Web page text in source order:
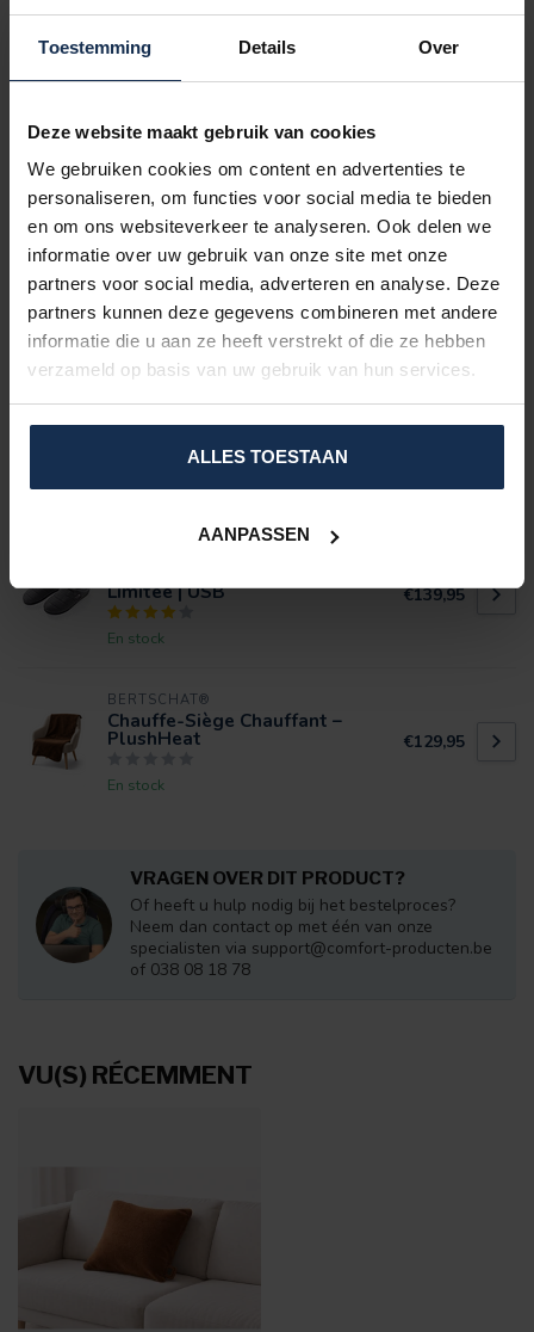
Toestemming Details Over
Deze website maakt gebruik van cookies
We gebruiken cookies om content en advertenties te
personaliseren, om functies voor social media te bieden
en om ons websiteverkeer te analyseren. Ook delen we
informatie over uw gebruik van onze site met onze
partners voor social media, adverteren en analyse. Deze
partners kunnen deze gegevens combineren met andere
informatie die u aan ze heeft verstrekt of die ze hebben
verzameld op basis van uw gebruik van hun services.
ALLES TOESTAAN
AANPASSEN
une sensation de chaleur, de confort et une finition haut de
qualité et prolonger sa durée de vie, nous recommandons de le
laisser sécher naturellement à l'air libre après le lavage.
ENTRETIEN DE LA BATTERIE
Afin de préserver les performances et la durée de vie de la
batterie, nous recommandons de l'utiliser au moins une fois tous
les deux mois. Rechargez-la complètement, puis déchargez-la
jusqu'à environ
50 à 75 %
avant de la stocker pendant une
période prolongée.
SPÉCIFICATIONS
ÉVALUATIONS
Limitée | USB
En stock
€139,95
BERTSCHAT®
Chauffe-Siège Chauffant –
PlushHeat
En stock
€129,95
VRAGEN OVER DIT PRODUCT?
Of heeft u hulp nodig bij het bestelproces?
Neem dan contact op met één van onze
specialisten via support@comfort-producten.be
of 038 08 18 78
VU(S) RÉCEMMENT